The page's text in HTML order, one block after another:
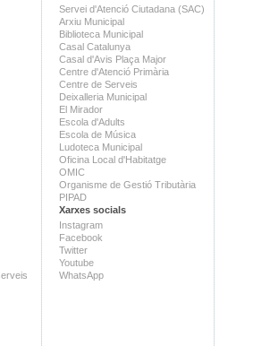
Servei d'Atenció Ciutadana (SAC)
Arxiu Municipal
Biblioteca Municipal
Casal Catalunya
Casal d'Avis Plaça Major
Centre d'Atenció Primària
Centre de Serveis
Deixalleria Municipal
El Mirador
Escola d'Adults
Escola de Música
Ludoteca Municipal
Oficina Local d'Habitatge
OMIC
Organisme de Gestió Tributària
PIPAD
Xarxes socials
Instagram
Facebook
Twitter
Youtube
WhatsApp